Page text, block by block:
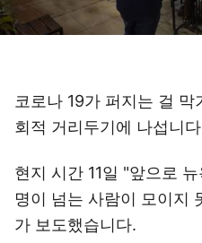
코로나 19가 퍼지는 걸
회적 거리두기에 나섭니
현지 시간 11일 "앞으로
명이 넘는 사람이 모이지
가 보도했습니다.